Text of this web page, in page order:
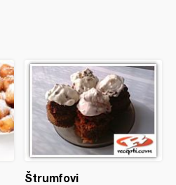
Štrumfovi